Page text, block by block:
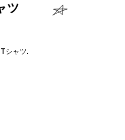
ツ
シャツ.